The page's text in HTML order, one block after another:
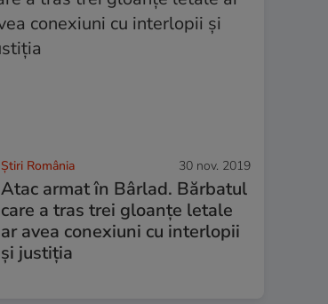
Știri România 30 nov. 2019
Atac armat în Bârlad. Bărbatul
care a tras trei gloanțe letale
ar avea conexiuni cu interlopii
și justiția